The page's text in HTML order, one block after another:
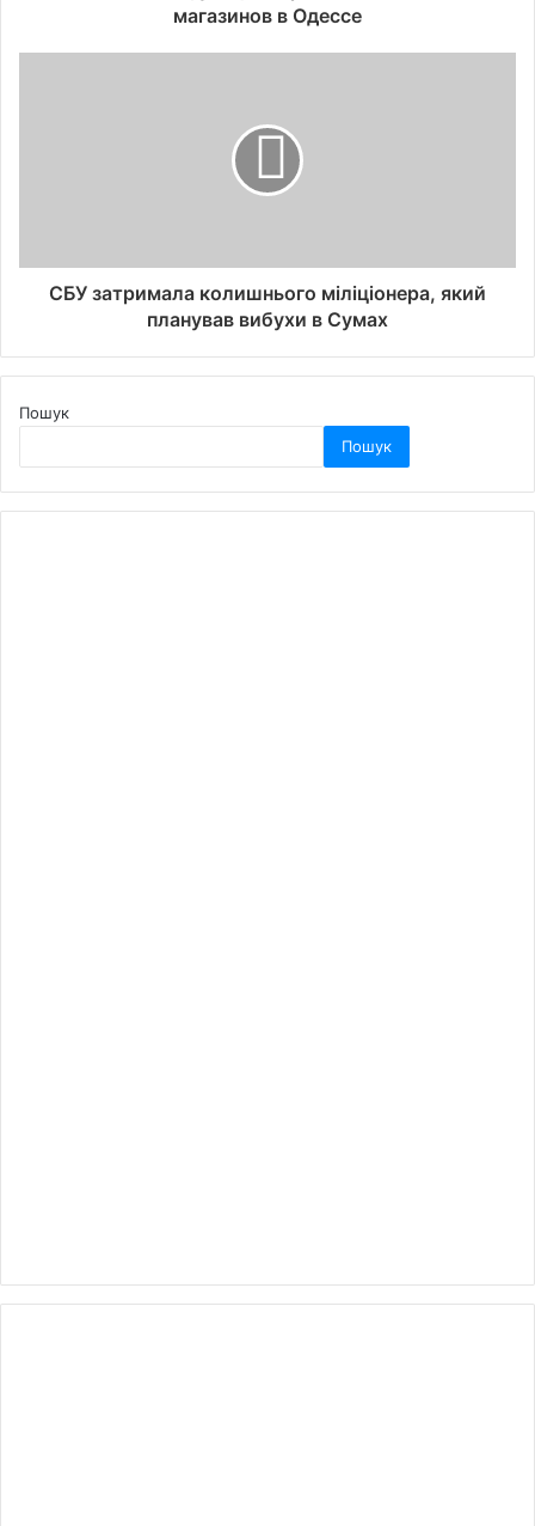
магазинов в Одессе
СБУ затримала колишнього міліціонера, який
планував вибухи в Сумах
Пошук
Пошук